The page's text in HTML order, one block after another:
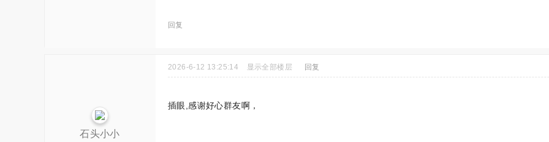
回复
石头小小
2026-6-12 13:25:14 显示全部楼层 回复
插眼,感谢好心群友啊，